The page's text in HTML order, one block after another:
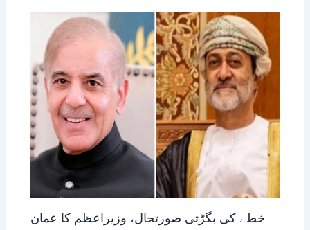
خطے کی بگڑتی صورتحال، وزیراعظم کا عمان